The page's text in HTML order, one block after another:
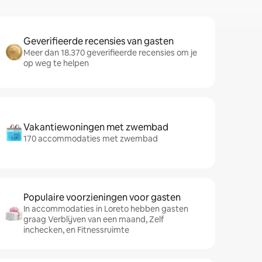
Geverifieerde recensies van gasten
Meer dan 18.370 geverifieerde recensies om je
op weg te helpen
Vakantiewoningen met zwembad
170 accommodaties met zwembad
Populaire voorzieningen voor gasten
In accommodaties in Loreto hebben gasten
graag Verblijven van een maand, Zelf
inchecken, en Fitnessruimte